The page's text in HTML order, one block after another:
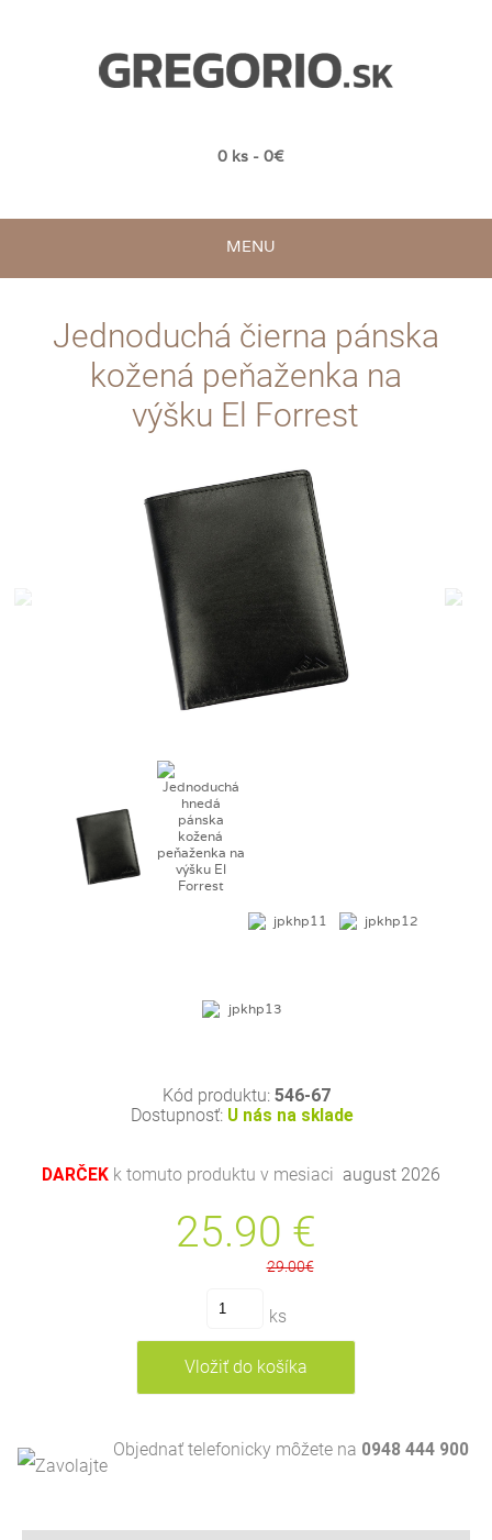
0 ks - 0€
MENU
Jednoduchá čierna pánska
kožená peňaženka na
výšku El Forrest
Kód produktu: 546-67
Dostupnosť: U nás na sklade
DARČEKk tomuto produktu v mesiaci august 2026
25.90 €
29.00€
ks
Objednať telefonicky môžete na 0948 444 900